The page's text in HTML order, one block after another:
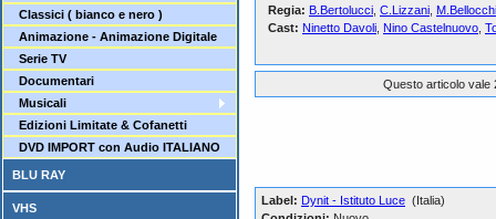
Classici ( bianco e nero )
Animazione - Animazione Digitale
Serie TV
Documentari
Musicali
Edizioni Limitate & Cofanetti
DVD IMPORT con Audio ITALIANO
BLU RAY
VHS
Regia: B.Bertolucci C.Lizzani
Cast: Ninetto Davoli Nino Castelnuovo
Questo articolo vale
Label: Dynit - Istituto Luce (Italia)